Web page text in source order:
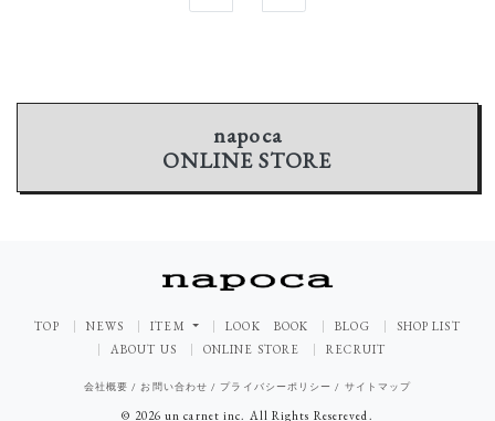
napoca
ONLINE STORE
TOP NEWS ITEM LOOK BOOK BLOG
SHOP LIST
ABOUT US
ONLINE STORE RECRUIT
会社概要 /お問い合わせ / プライバシーポリシー / サイトマップ
© 2026 un carnet inc. All Rights Resereved.